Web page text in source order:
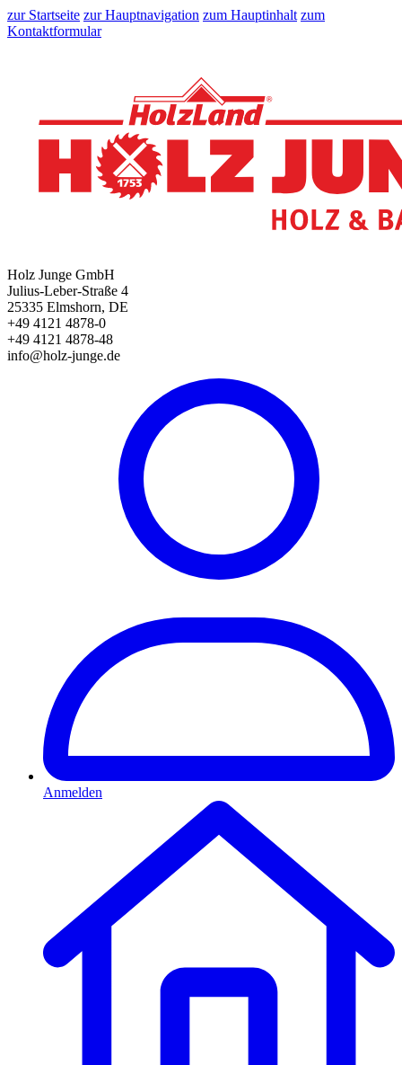
zur Startseite zur Hauptnavigation zum Hauptinhalt zum
Kontaktformular
Holz Junge GmbH
Julius-Leber-Straße 4
25335 Elmshorn, DE
+49 4121 4878-0
+49 4121 4878-48
info@holz-junge.de
Anmelden